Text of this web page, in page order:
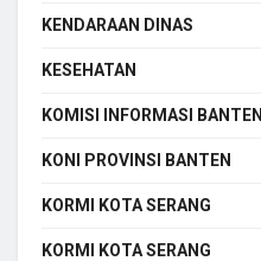
KENDARAAN DINAS
KESEHATAN
KOMISI INFORMASI BANTEN
KONI PROVINSI BANTEN
KORMI KOTA SERANG
KORMI KOTA SERANG